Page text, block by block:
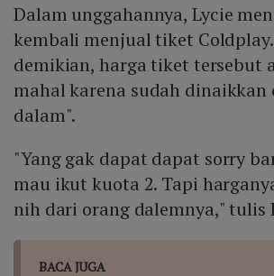
Dalam unggahannya, Lycie
kembali menjual tiket
demikian, harga tiket tersebut
mahal karena sudah dinaikkan
dalam".
"Yang gak dapat dapat sorry
mau ikut kuota 2. Tapi
nih dari orang dalemnya," tulis
BACA JUGA